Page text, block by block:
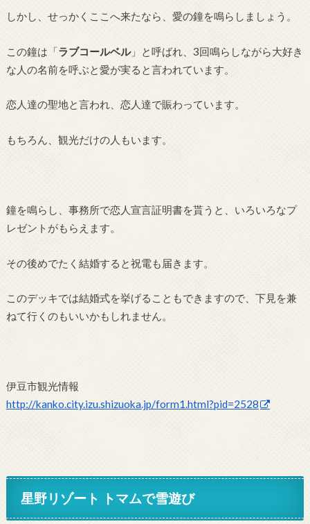
しかし、せっかくここへ来たなら、愛の鐘を鳴らしましょう。
この鐘は「ラブコールベル」と呼ばれ、3回鳴らしながら大好き
な人の名前を呼ぶと愛が実ると言われています。
恋人達の聖地と言われ、恋人達で賑わっています。
もちろん、観光だけの人もいます。
鐘を鳴らし、事務所で恋人宣言証明書を貰うと、いろいろなプ
レゼントがもらえます。
その後めでたく結婚すると祝電も届きます。
このデッキでは結婚式を挙げることもできますので、下見を兼
ねて行くのもいいかもしれません。
伊豆市観光情報
http://kanko.city.izu.shizuoka.jp/form1.html?pid=2528
星野リゾート トマムで雪遊び